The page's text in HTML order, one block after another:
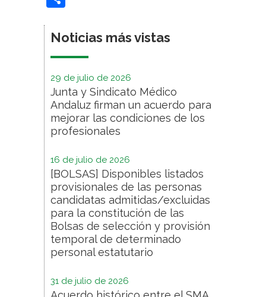
Noticias más vistas
29 de julio de 2026
Junta y Sindicato Médico
Andaluz firman un acuerdo para
mejorar las condiciones de los
profesionales
16 de julio de 2026
[BOLSAS] Disponibles listados
provisionales de las personas
candidatas admitidas/excluidas
para la constitución de las
Bolsas de selección y provisión
temporal de determinado
personal estatutario
31 de julio de 2026